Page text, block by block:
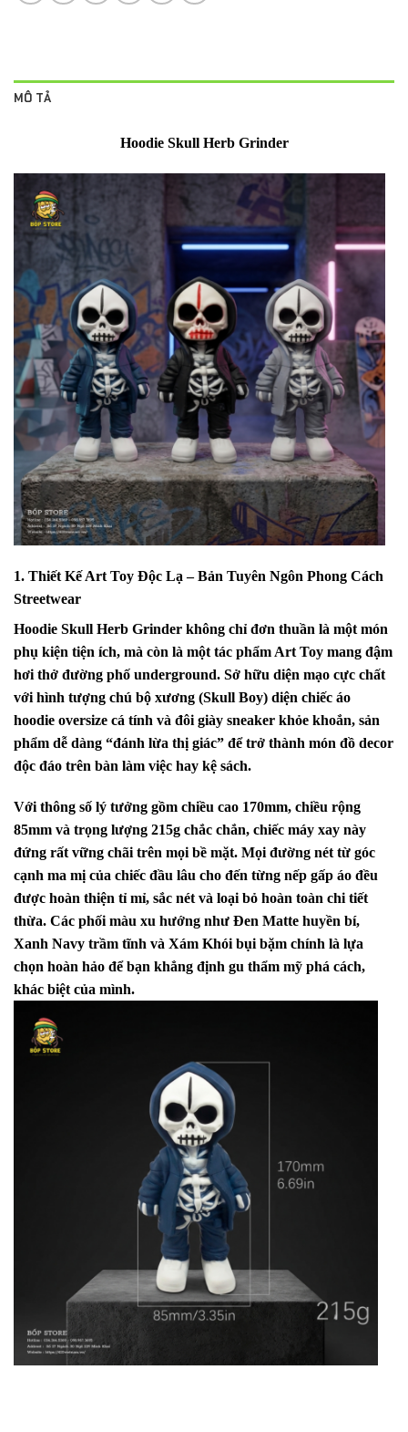
MÔ TẢ
Hoodie Skull Herb Grinder
1. Thiết Kế Art Toy Độc Lạ – Bản Tuyên Ngôn Phong Cách
Streetwear
Hoodie Skull Herb Grinder không chỉ đơn thuần là một món
phụ kiện tiện ích, mà còn là một tác phẩm Art Toy mang đậm
hơi thở đường phố underground. Sở hữu diện mạo cực chất
với hình tượng chú bộ xương (Skull Boy) diện chiếc áo
hoodie oversize cá tính và đôi giày sneaker khỏe khoắn, sản
phẩm dễ dàng “đánh lừa thị giác” để trở thành món đồ decor
độc đáo trên bàn làm việc hay kệ sách.
Với thông số lý tưởng gồm chiều cao 170mm, chiều rộng
85mm và trọng lượng 215g chắc chắn, chiếc máy xay này
đứng rất vững chãi trên mọi bề mặt. Mọi đường nét từ góc
cạnh ma mị của chiếc đầu lâu cho đến từng nếp gấp áo đều
được hoàn thiện tỉ mỉ, sắc nét và loại bỏ hoàn toàn chi tiết
thừa. Các phối màu xu hướng như Đen Matte huyền bí,
Xanh Navy trầm tĩnh và Xám Khói bụi bặm chính là lựa
chọn hoàn hảo để bạn khẳng định gu thẩm mỹ phá cách,
khác biệt của mình.